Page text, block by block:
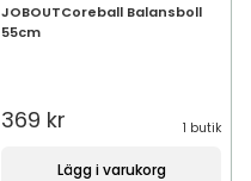
JOBOUTCoreball Balansboll
55cm
369 kr 1 butik
Lägg i varukorg